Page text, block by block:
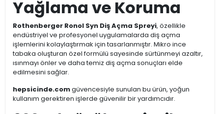
Yağlama ve Koruma
Rothenberger Ronol Syn Diş Açma Spreyi, özellikle
endüstriyel ve profesyonel uygulamalarda diş açma
işlemlerini kolaylaştırmak için tasarlanmıştır. Mikro ince
tabaka oluşturan özel formülü sayesinde sürtünmeyi azaltır,
ısınmayı önler ve daha temiz diş açma sonuçları elde
edilmesini sağlar.
hepsicinde.comgüvencesiyle sunulan bu ürün, yoğun
kullanım gerektiren işlerde güvenilir bir yardımcıdır.